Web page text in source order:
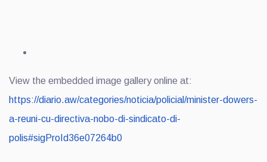
View the embedded image gallery online at:
https://diario.aw/categories/noticia/policial/minister-dowers-
a-reuni-cu-directiva-nobo-di-sindicato-di-
polis#sigProId36e07264b0